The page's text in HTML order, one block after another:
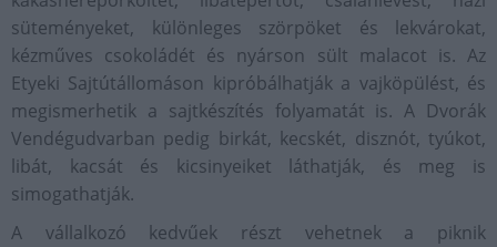
süteményeket, különleges szörpöket és lekvárokat,
kézműves csokoládét és nyárson sült malacot is. Az
Etyeki Sajtútállomáson kipróbálhatják a vajköpülést, és
megismerhetik a sajtkészítés folyamatát is. A Dvorák
Vendégudvarban pedig birkát, kecskét, disznót, tyúkot,
libát, kacsát és kicsinyeiket láthatják, és meg is
simogathatják.
A vállalkozó kedvűek részt vehetnek a piknik